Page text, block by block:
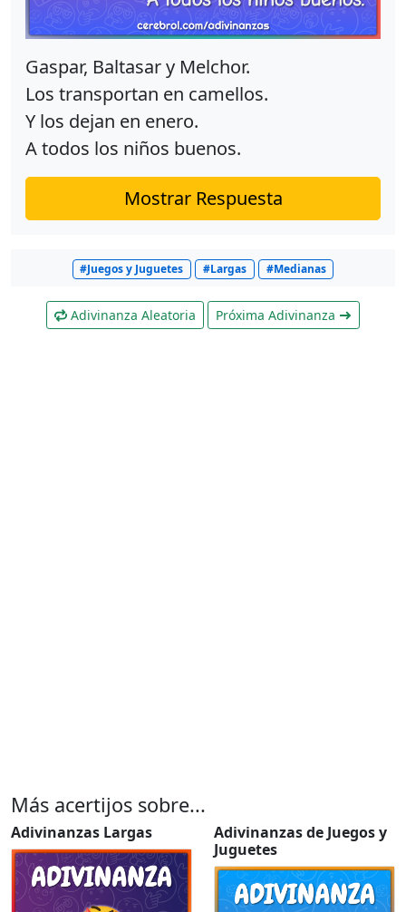
Gaspar, Baltasar y Melchor.
Los transportan en camellos.
Y los dejan en enero.
A todos los niños buenos.
Mostrar Respuesta
#Juegos y Juguetes #Largas #Medianas
Adivinanza Aleatoria Próxima Adivinanza
Más acertijos sobre...
Adivinanzas Largas
Adivinanzas de Juegos y
Juguetes